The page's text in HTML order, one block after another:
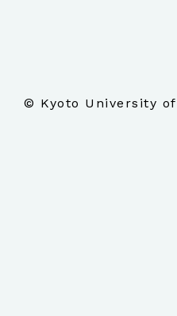
© Kyoto University